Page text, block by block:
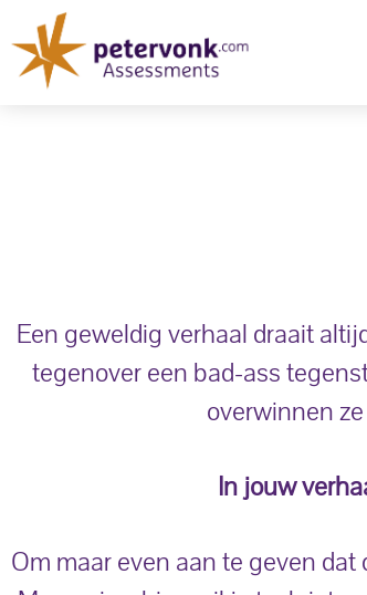
Een geweldig verhaal draait
tegenover een bad-ass
overwinnen
In jouw
Om maar even aan te geven